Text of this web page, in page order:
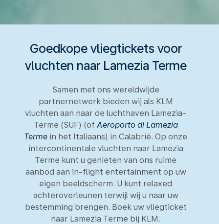
Goedkope vliegtickets voor
vluchten naar Lamezia Terme
Samen met ons wereldwijde
partnernetwerk bieden wij als KLM
vluchten aan naar de luchthaven Lamezia-
Terme (SUF) (of Aeroporto di Lamezia
Terme in het Italiaans) in Calabrië. Op onze
intercontinentale vluchten naar Lamezia
Terme kunt u genieten van ons ruime
aanbod aan in-flight entertainment op uw
eigen beeldscherm. U kunt relaxed
achteroverleunen terwijl wij u naar uw
bestemming brengen. Boek uw vliegticket
naar Lamezia Terme bij KLM.